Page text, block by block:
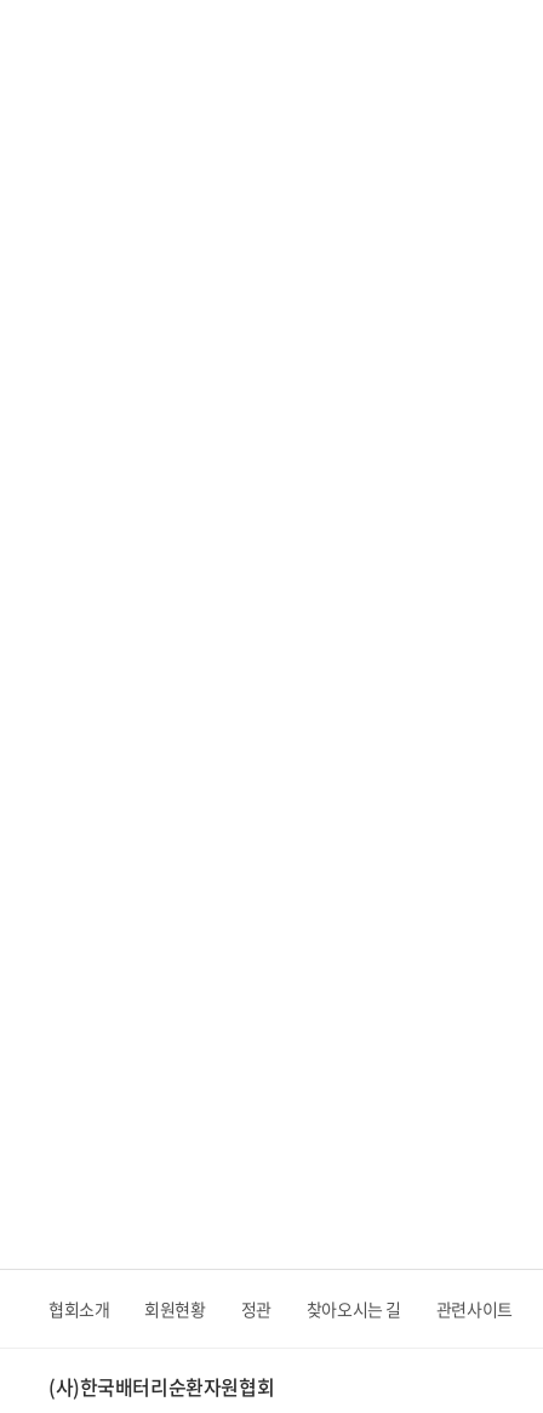
협회소개 회원현황 정관 찾아오시는 길 관련사이트
(사)한국배터리순환자원협회